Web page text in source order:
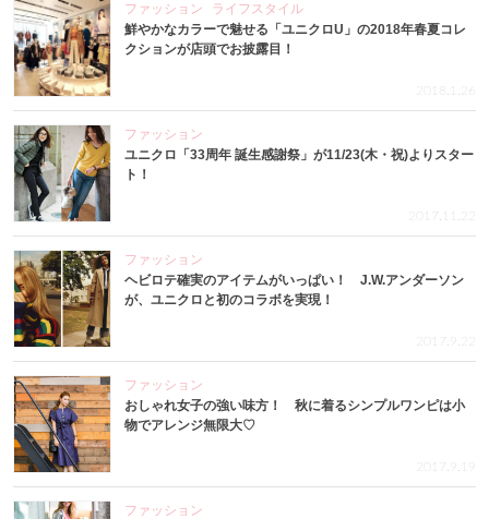
ファッション
ライフスタイル
鮮やかなカラーで魅せる「ユニクロU」の2018年春夏コレ
クションが店頭でお披露目！
2018.1.26
ファッション
ユニクロ「33周年 誕生感謝祭」が11/23(木・祝)よりスター
ト！
2017.11.22
ファッション
ヘビロテ確実のアイテムがいっぱい！ J.W.アンダーソン
が、ユニクロと初のコラボを実現！
2017.9.22
ファッション
おしゃれ女子の強い味方！ 秋に着るシンプルワンピは小
物でアレンジ無限大♡
2017.9.19
ファッション